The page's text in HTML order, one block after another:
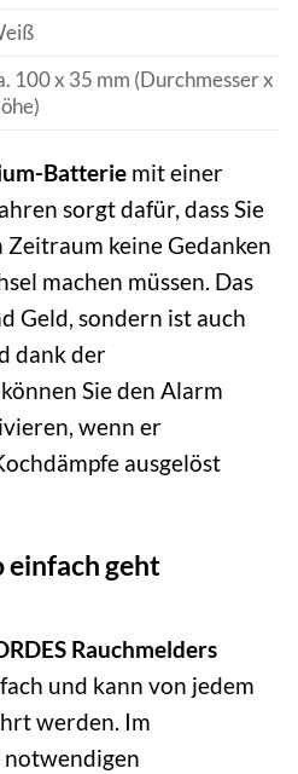
100 x 35 mm (Durchmesser x
Batterie mit einer
sorgt dafür, dass Sie
keine Gedanken
machen müssen. Das
Geld, sondern ist auch
dank der
können Sie den Alarm
wenn er
ausgelöst
einfach geht
Rauchmelders
und kann von jedem
werden. Im
notwendigen